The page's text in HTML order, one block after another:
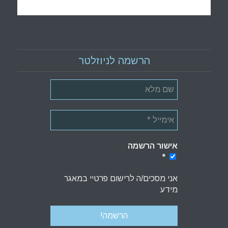
הרשמה לניוזלטר
אישור הרשמה
*
אני מסכים/ה לרישום פרטיי במאגר
מידע